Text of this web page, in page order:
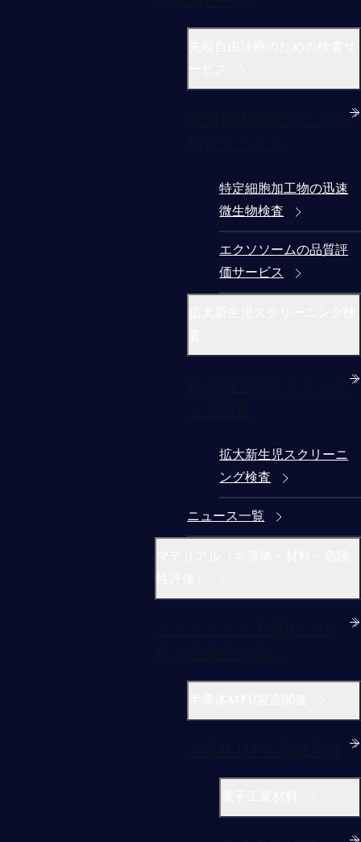
特定細胞加工物の迅速
微生物検査
エクソソームの品質評
価サービス
拡大新生児スクリーニ
ング検査
ニュース一覧